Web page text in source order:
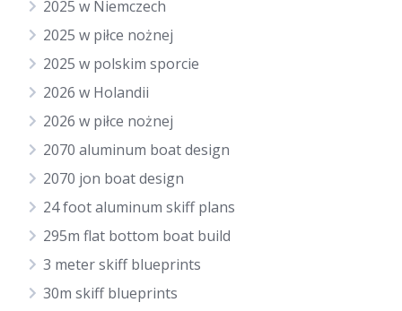
2025 w Niemczech
2025 w piłce nożnej
2025 w polskim sporcie
2026 w Holandii
2026 w piłce nożnej
2070 aluminum boat design
2070 jon boat design
24 foot aluminum skiff plans
295m flat bottom boat build
3 meter skiff blueprints
30m skiff blueprints